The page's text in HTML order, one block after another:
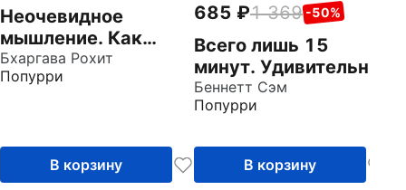
Неочевидное
мышление. Как
замечать то, что
упускают другие
Бхаргава Рохит
Попурри
В корзину
685 1 369 -50%
Всего лишь 15
минут. Удивительно
простой способ
справляться с
Беннетт Сэм
Попурри
В корзину